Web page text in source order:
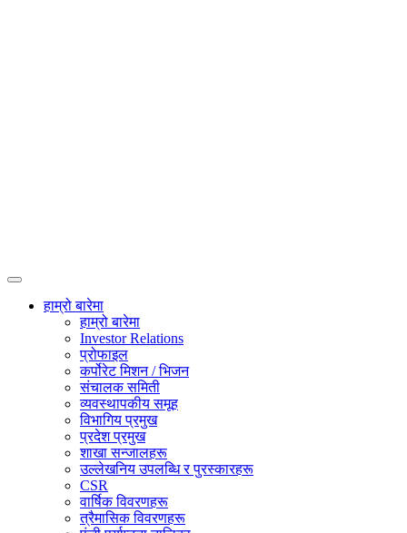
हाम्रो बारेमा
हाम्रो बारेमा
Investor Relations
प्रोफाइल
कर्पोरेट मिशन / भिजन
संचालक समिती
व्यवस्थापकीय समूह
विभागिय प्रमुख
प्रदेश प्रमुख
शाखा सन्जालहरू
उल्लेखनिय उपलब्धि र पुरस्कारहरू
CSR
वार्षिक विवरणहरू
त्रैमासिक विवरणहरू